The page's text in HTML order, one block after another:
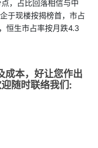
，占比回落相信与中
于现楼按揭榜首，市占
恒生市占率按月跌4.3
成本，好让您作出
随时联络我们: